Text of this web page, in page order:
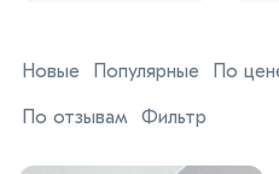
Новые Популярные По
По отзывам Фильтр